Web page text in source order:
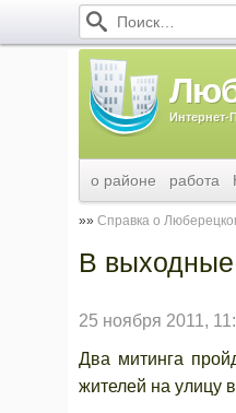
Интернет-
о районе работа
Справка о
В
25 ноября 2011,
Два митинга
жителей на улицу